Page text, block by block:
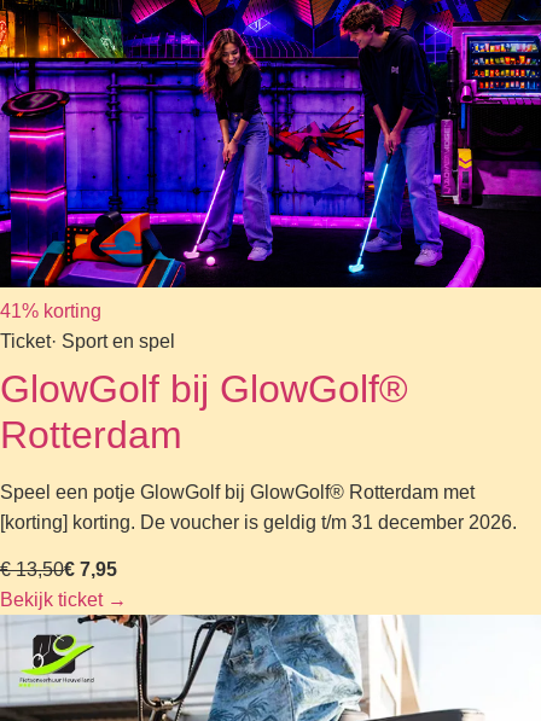
41% korting
Ticket· Sport en spel
GlowGolf bij GlowGolf®
Rotterdam
Speel een potje GlowGolf bij GlowGolf® Rotterdam met
[korting] korting. De voucher is geldig t/m 31 december 2026.
€ 13,50€ 7,95
Bekijk ticket →